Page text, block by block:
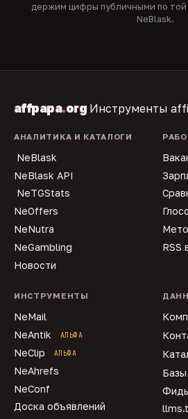
держим цифры публичными по той
NeBlask.
affpapa.org Инструменты
АНАЛИТИКА И КАТАЛОГИ
NeBlask
NeBlask API
NeTGStats
NeOffers
NeNutra
NeGambling
Новости
RSS
ИНСТРУМЕНТЫ
NeMail
NeAntik
АЛЬФА
NeClip АЛЬФА
NeAhrefs
NeConf
Доска объявлений